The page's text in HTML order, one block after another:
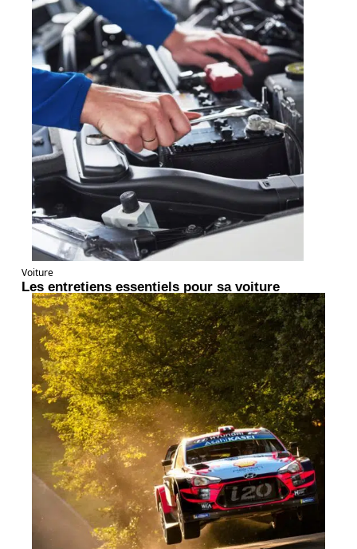
Voiture
Les entretiens essentiels pour sa voiture